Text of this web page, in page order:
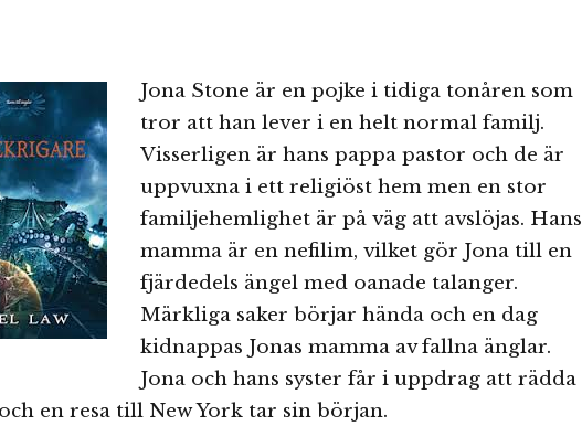
Jona Stone är en pojke i tidiga tonåren som
tror att han lever i en helt normal familj.
Visserligen är hans pappa pastor och de är
uppvuxna i ett religiöst hem men en stor
familjehemlighet är på väg att avslöjas. Hans
mamma är en nefilim, vilket gör Jona till en
fjärdedels ängel med oanade talanger.
Märkliga saker börjar hända och en dag
kidnappas Jonas mamma av fallna änglar.
Jona och hans syster får i uppdrag att rädda
en resa till New York tar sin början.